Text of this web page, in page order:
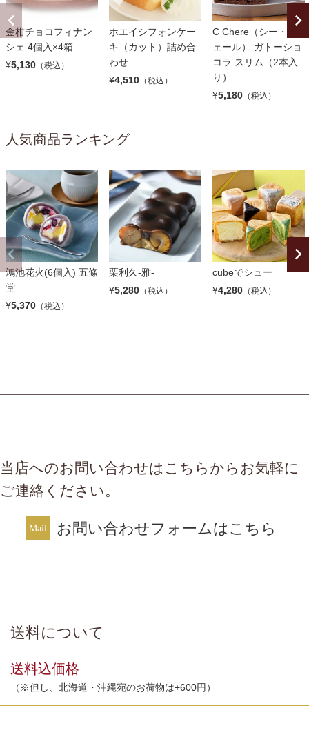
金柑チョコフィナン
シェ 4個入×4箱
¥5,130 （税込）
ホエイシフォンケー
キ（カット）詰め合
わせ
¥4,510 （税込）
C Chere（シー・シ
ェール） ガトーショ
コラ スリム（2本入
り）
¥5,180 （税込）
人気商品ランキング
鴻池花火(6個入) 五條
堂
¥5,370 （税込）
栗利久-雅-
¥5,280 （税込）
cubeでシュー
¥4,280 （税込）
当店へのお問い合わせはこちらからお気軽に
ご連絡ください。
お問い合わせフォームはこちら
送料について
送料込価格
（※但し、北海道・沖縄宛のお荷物は+600円）